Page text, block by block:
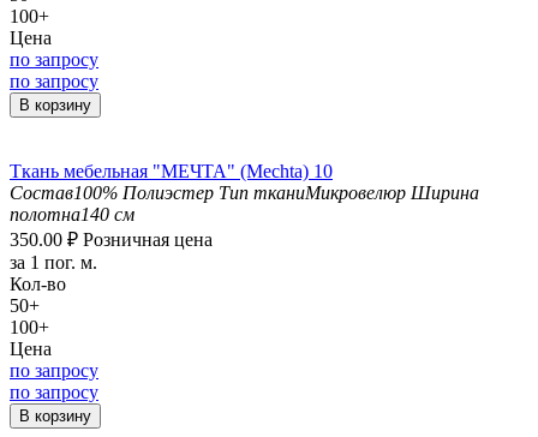
100+
Цена
по запросу
по запросу
В корзину
Ткань мебельная "МЕЧТА" (Mechta) 10
Состав100% Полиэстер Тип тканиМикровелюр Ширина
полотна140 см
350.00 ₽ Розничная цена
за 1 пог. м.
Кол-во
50+
100+
Цена
по запросу
по запросу
В корзину